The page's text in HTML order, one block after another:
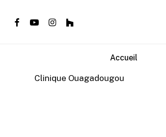
facebookyoutubeinstagram
houzz
Accueil
Clinique Ouagadougou